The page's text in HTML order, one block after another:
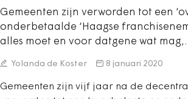
Gemeenten zijn verworden tot een
onderbetaalde ‘Haagse
alles moet en voor datgene wat
Yolanda de Koster 8 januari 2020
Gemeenten zijn vijf jaar na de